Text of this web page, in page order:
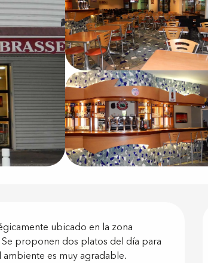
ubicado en la zona
proponen dos platos del día para
es muy agradable.